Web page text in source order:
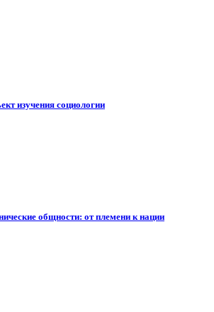
изучения социологии
общности: от племени к нации